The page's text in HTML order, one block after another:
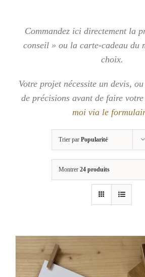
Commandez ici directement la
conseil » ou la carte-cadeau du
choix.
Votre projet nécessite un devis,
de précisions avant de faire
moi via le
Trier par Popularité
Montrer 24 produits